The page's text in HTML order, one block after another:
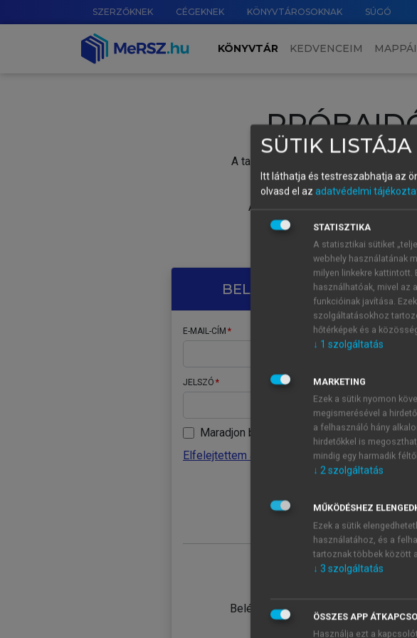
SZERZŐKNEK CÉGEKNEK KÖNYVTÁROSOKNAK SÚGÓ
KÖNYVTÁR KEDVENCEIM
A tartalom megtekintéséhez lépj be
Új felhasználóként
A próbaidőszak elindításához,
A regisztráció
BELÉPÉS SAJÁT FIÓKKAL
E-MAIL-CÍM
JELSZÓ
Maradjon belépve
Elfelejtettem a jelszavamat
Belépés intézményi azonosítóval
SÜTIK LISTÁJA
Itt láthatja és testreszabhatja az
olvasd el az adatvédelmi
STATISZTIKA
A statisztikai sütiket
webhely használatának
milyen linkekre
használhatóak, mivel az
funkcióinak javítása.
szolgáltatásokhoz
hőtérképek és a
↓ 1 szolgáltatás
MARKETING
Ezek a sütik nyomon
megismerésével a
a felhasználó hány
hirdetőkkel is
mindig egy harmadik
↓ 2szolgáltatás
MŰKÖDÉSHEZ
Ezek a sütik
használatához, és a
tartoznak többek között
↓ 3 szolgáltatás
ÖSSZES APP
Használja ezt a